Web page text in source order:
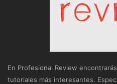
En Profesional Review
tutoriales más interesantes.